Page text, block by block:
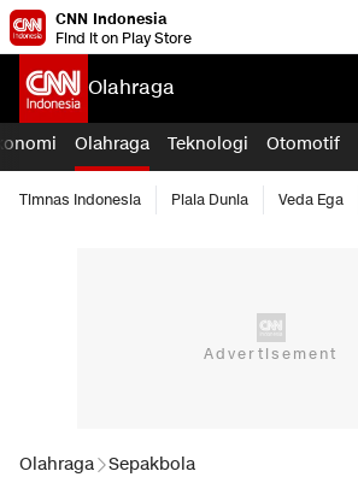
CNN Indonesia
Find it on Play Store
Olahraga
Olahraga Teknologi Otomotif
Timnas Indonesia Piala Dunia Veda Ega
Olahraga Sepakbola